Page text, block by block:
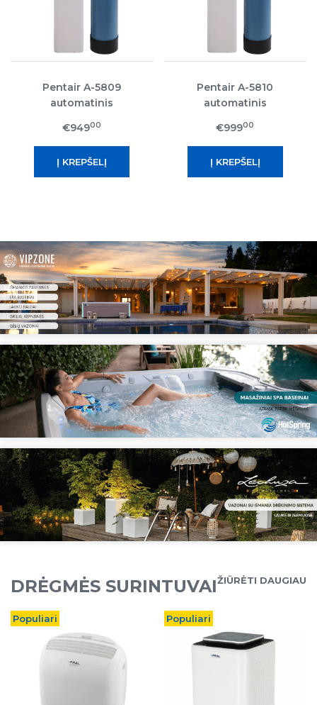
Pentair A-5809
automatinis
€94900
Pentair A-5810
automatinis
€99900
DRĖGMĖS SURINTUVAIŽIŪRĖTI DAUGIAU
Populiari Populiari